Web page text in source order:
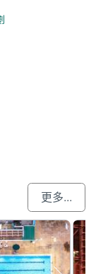
更多...